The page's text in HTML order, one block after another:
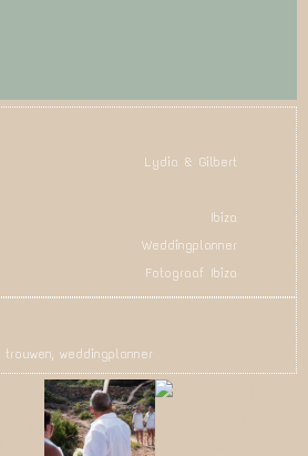
Lydia & Gilbert
Ibiza
Weddingplanner
Fotograaf Ibiza
trouwen, weddingplanner